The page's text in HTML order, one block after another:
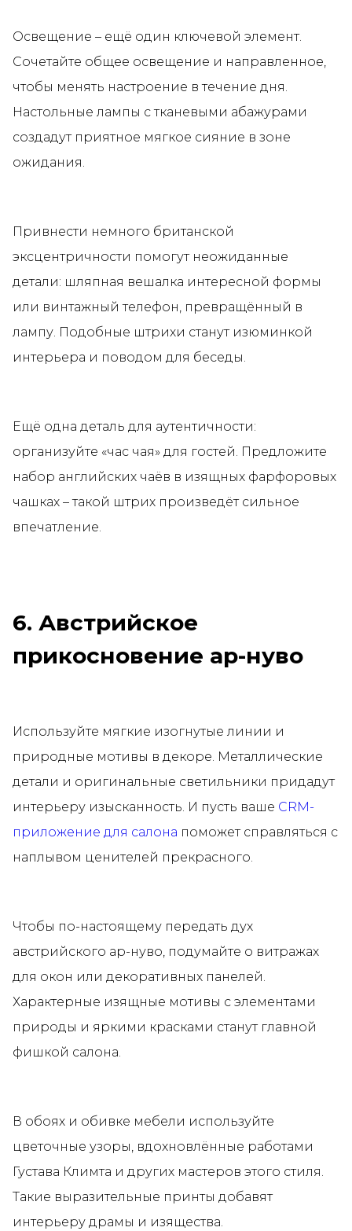
Освещение – ещё один ключевой элемент.
Сочетайте общее освещение и направленное,
чтобы менять настроение в течение дня.
Настольные лампы с тканевыми абажурами
создадут приятное мягкое сияние в зоне
ожидания.
Привнести немного британской
эксцентричности помогут неожиданные
детали: шляпная вешалка интересной формы
или винтажный телефон, превращённый в
лампу. Подобные штрихи станут изюминкой
интерьера и поводом для беседы.
Ещё одна деталь для аутентичности:
организуйте «час чая» для гостей. Предложите
набор английских чаёв в изящных фарфоровых
чашках – такой штрих произведёт сильное
впечатление.
6. Австрийское
прикосновение ар-нуво
Используйте мягкие изогнутые линии и
природные мотивы в декоре. Металлические
детали и оригинальные светильники придадут
интерьеру изысканность. И пусть ваше CRM-
приложение для салона поможет справляться с
наплывом ценителей прекрасного.
Чтобы по-настоящему передать дух
австрийского ар-нуво, подумайте о витражах
для окон или декоративных панелей.
Характерные изящные мотивы с элементами
природы и яркими красками станут главной
фишкой салона.
В обоях и обивке мебели используйте
цветочные узоры, вдохновлённые работами
Густава Климта и других мастеров этого стиля.
Такие выразительные принты добавят
интерьеру драмы и изящества.